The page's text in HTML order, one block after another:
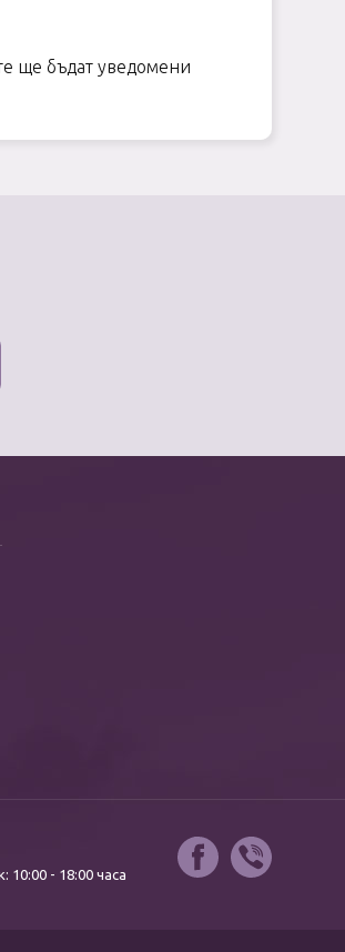
ще бъдат уведомени
10:00 - 18:00 часа